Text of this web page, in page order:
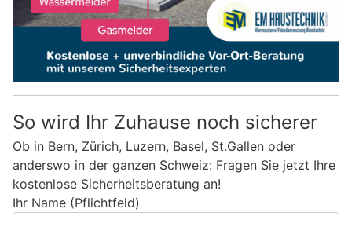
So wird Ihr Zuhause noch sicherer
Ob in Bern, Zürich, Luzern, Basel, St.Gallen oder
anderswo in der ganzen Schweiz: Fragen Sie jetzt Ihre
kostenlose Sicherheitsberatung an!
Ihr Name (Pflichtfeld)